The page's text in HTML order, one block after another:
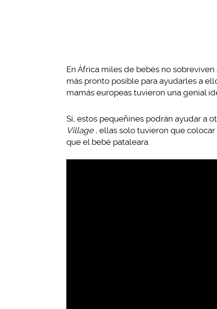
En África miles de bebés no
más pronto posible para ayudarles a
mamás europeas tuvieron una genial
Sí, estos pequeñines podrán ayudar a
Village , ellas solo tuvieron que
que el bebé pataleara.